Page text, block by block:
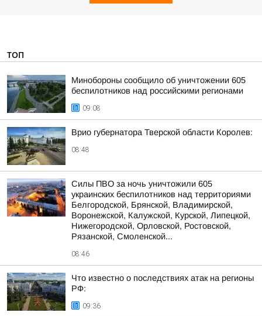
ТОП
Минобороны сообщило об уничтожении 605
беспилотников над российскими регионами
09:08
Врио губернатора Тверской области Королев:
08:48
Силы ПВО за ночь уничтожили 605
украинских беспилотников над территориями
Белгородской, Брянской, Владимирской,
Воронежской, Калужской, Курской, Липецкой,
Нижегородской, Орловской, Ростовской,
Рязанской, Смоленской...
08:46
Что известно о последствиях атак на регионы
РФ:
09:36